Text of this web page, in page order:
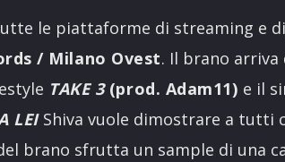
le piattaforme di streaming e
/ Milano Ovest. Il brano arriva
TAKE 3(prod. Adam11) e il
LEI Shiva vuole dimostrare a tutti
brano sfrutta un sample di una